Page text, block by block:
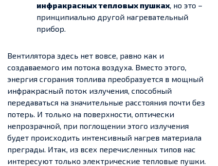
инфракрасных тепловых пушках, но это –
принципиально другой нагревательный
прибор.
Вентилятора здесь нет вовсе, равно как и
создаваемого им потока воздуха. Вместо этого,
энергия сгорания топлива преобразуется в мощный
инфракрасный поток излучения, способный
передаваться на значительные расстояния почти без
потерь. И только на поверхности, оптически
непрозрачной, при поглощении этого излучения
будет происходить интенсивный нагрев материала
преграды. Итак, из всех перечисленных типов нас
интересуют только электрические тепловые пушки.